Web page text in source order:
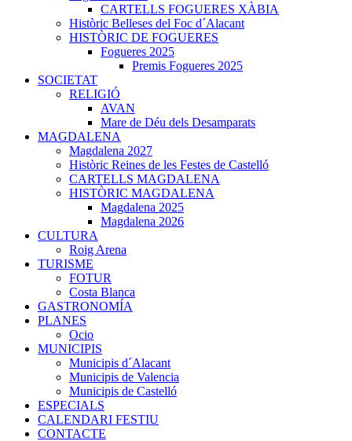
CARTELLS FOGUERES XÀBIA
Històric Belleses del Foc d´Alacant
HISTÒRIC DE FOGUERES
Fogueres 2025
Premis Fogueres 2025
SOCIETAT
RELIGIÓ
AVAN
Mare de Déu dels Desamparats
MAGDALENA
Magdalena 2027
Històric Reines de les Festes de Castelló
CARTELLS MAGDALENA
HISTÒRIC MAGDALENA
Magdalena 2025
Magdalena 2026
CULTURA
Roig Arena
TURISME
FOTUR
Costa Blanca
GASTRONOMÍA
PLANES
Ocio
MUNICIPIS
Municipis d´Alacant
Municipis de Valencia
Municipis de Castelló
ESPECIALS
CALENDARI FESTIU
CONTACTE